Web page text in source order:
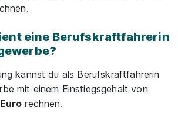
eine Berufskraftfahrerin
kannst du als Berufskraftfahrerin
mit einem Einstiegsgehalt von
rechnen.